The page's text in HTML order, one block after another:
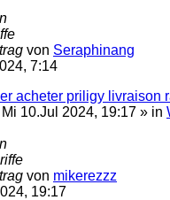
von Seraphinang
7:14
acheter priligy livraison
Mi 10.Jul 2024, 19:17 » in
von mikerezzz
19:17